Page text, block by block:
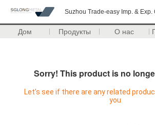
Suzhou Trade-easy Imp. & Exp.
Дом Продукты О нас
Sorry! This product is no
Let's see if there are any related
you